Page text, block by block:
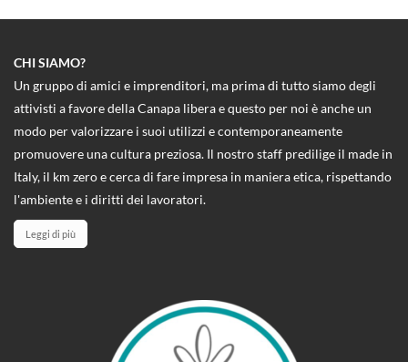
CHI SIAMO?
Un gruppo di amici e imprenditori, ma prima di tutto siamo degli
attivisti a favore della Canapa libera e questo per noi è anche un
modo per valorizzare i suoi utilizzi e contemporaneamente
promuovere una cultura preziosa. Il nostro staff predilige il made in
Italy, il km zero e cerca di fare impresa in maniera etica, rispettando
l'ambiente e i diritti dei lavoratori.
Leggi di più